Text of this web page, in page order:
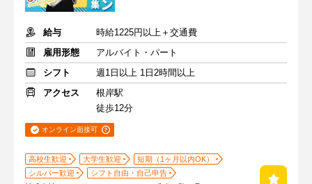
給与
時給1225円以上＋交通費
雇用形態
アルバイト・パート
シフト
週1日以上 1日2時間以上
アクセス
根岸駅
徒歩12分
オンライン面接可
高校生歓迎 大学生歓迎
短期（1ヶ月以内OK）
シルバー歓迎
シフト自由・自己申告